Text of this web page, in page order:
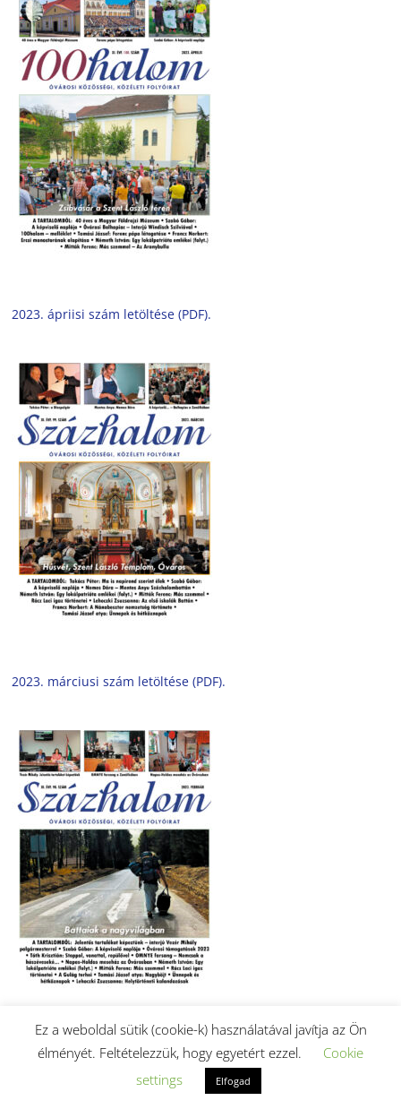
2023. ápriisi szám letöltése (PDF).
2023. márciusi szám letöltése (PDF).
2023. februári szám letöltése (PDF).
Ez a weboldal sütik (cookie-k) használatával javítja az Ön
élményét. Feltételezzük, hogy egyetért ezzel.
Cookie
settings
Elfogad